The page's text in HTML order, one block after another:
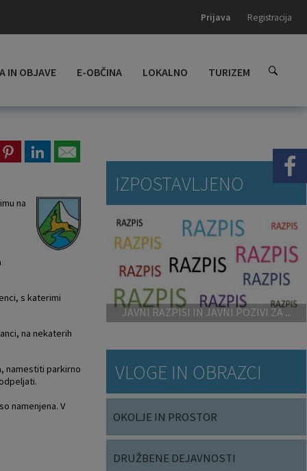
Prijava Registracija
IN OBJAVE E-OBČINA LOKALNO TURIZEM
na
s katerimi
na nekaterih
namestiti parkirno
namenjena. V
IZPOSTAVLJENO
JAVNI RAZPISI IN JAVNI POZIVI ZA ...
VLOGE IN OBRAZCI
OKOLJE IN PROSTOR
DRUŽBENE DEJAVNOSTI